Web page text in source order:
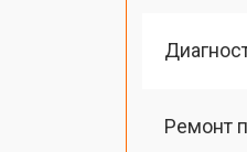
Ремонт